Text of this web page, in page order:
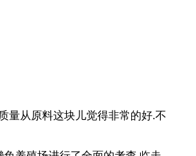
从原料这块儿觉得非常的好.不